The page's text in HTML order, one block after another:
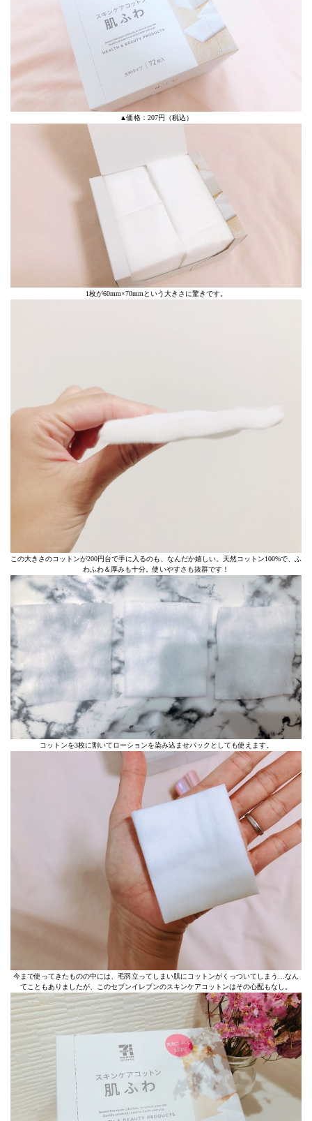
▲価格：207円（税込）
1枚が60mm×70mmという大きさに驚きです。
この大きさのコットンが200円台で手に入るのも、なんだか嬉しい。天然コットン100%で、ふ
わふわ＆厚みも十分。使いやすさも抜群です！
コットンを3枚に割いてローションを染み込ませパックとしても使えます。
今まで使ってきたものの中には、毛羽立ってしまい肌にコットンがくっついてしまう…なん
てこともありましたが、このセブンイレブンのスキンケアコットンはその心配もなし。